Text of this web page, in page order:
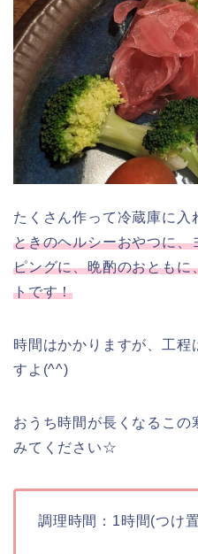
たくさん作って冷蔵庫に入
ときのヘルシーおやつに、
ピングに、晩酌のおともに
トです！
時間はかかりますが、工程
すよ(^^)
おうち時間が長くなるこの
みてください☆
調理時間：1時間(つけ